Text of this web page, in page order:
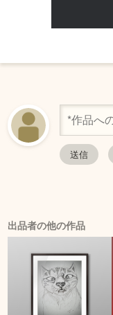
出品者の他の作品